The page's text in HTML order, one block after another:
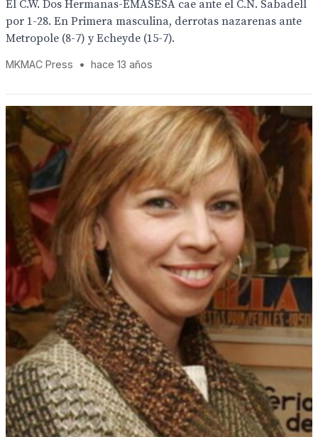
El C.W. Dos Hermanas-EMASESA cae ante el C.N. Sabadell
por 1-28. En Primera masculina, derrotas nazarenas ante
Metropole (8-7) y Echeyde (15-7).
MKMAC Press • hace 13 años